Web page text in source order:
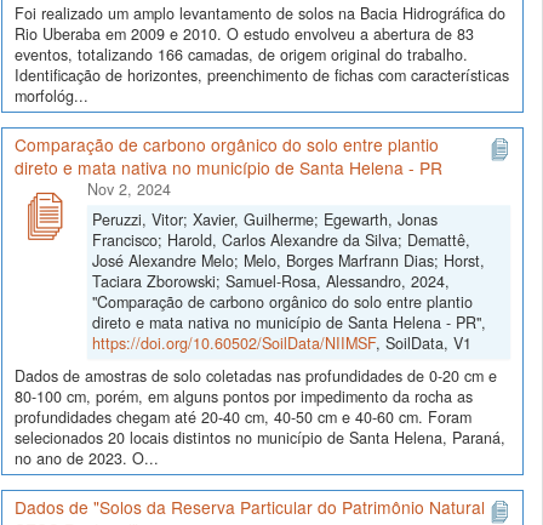
Foi realizado um amplo levantamento de solos na Bacia Hidrográfica do
Rio Uberaba em 2009 e 2010. O estudo envolveu a abertura de 83
eventos, totalizando 166 camadas, de origem original do trabalho.
Identificação de horizontes, preenchimento de fichas com características
morfológ...
Comparação de carbono orgânico do solo entre plantio
direto e mata nativa no município de Santa Helena - PR
Nov 2, 2024
Peruzzi, Vitor; Xavier, Guilherme; Egewarth, Jonas
Francisco; Harold, Carlos Alexandre da Silva; Demattê,
José Alexandre Melo; Melo, Borges Marfrann Dias; Horst,
Taciara Zborowski; Samuel-Rosa, Alessandro, 2024,
"Comparação de carbono orgânico do solo entre plantio
direto e mata nativa no município de Santa Helena - PR",
https://doi.org/10.60502/SoilData/NIIMSF, SoilData, V1
Dados de amostras de solo coletadas nas profundidades de 0-20 cm e
80-100 cm, porém, em alguns pontos por impedimento da rocha as
profundidades chegam até 20-40 cm, 40-50 cm e 40-60 cm. Foram
selecionados 20 locais distintos no município de Santa Helena, Paraná,
no ano de 2023. O...
Dados de "Solos da Reserva Particular do Patrimônio Natural